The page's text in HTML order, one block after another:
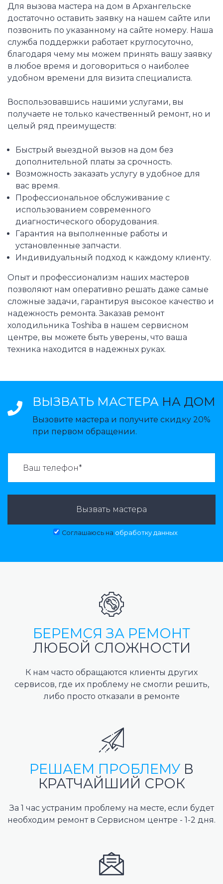
Для вызова мастера на дом в Архангельске
достаточно оставить заявку на нашем сайте или
позвонить по указанному на сайте номеру. Наша
служба поддержки работает круглосуточно,
благодаря чему мы можем принять вашу заявку
в любое время и договориться о наиболее
удобном времени для визита специалиста.
Воспользовавшись нашими услугами, вы
получаете не только качественный ремонт, но и
целый ряд преимуществ:
Быстрый выездной вызов на дом без
дополнительной платы за срочность.
Возможность заказать услугу в удобное для
вас время.
Профессиональное обслуживание с
использованием современного
диагностического оборудования.
Гарантия на выполненные работы и
установленные запчасти.
Индивидуальный подход к каждому клиенту.
Опыт и профессионализм наших мастеров
позволяют нам оперативно решать даже самые
сложные задачи, гарантируя высокое качество и
надежность ремонта. Заказав ремонт
холодильника Toshiba в нашем сервисном
центре, вы можете быть уверены, что ваша
техника находится в надежных руках.
ВЫЗВАТЬ МАСТЕРА НА ДОМ
Вызовите мастера и получите скидку 20%
при первом обращении.
Вызвать мастера
Соглашаюсь на обработку данных
БЕРЕМСЯ ЗА РЕМОНТ
ЛЮБОЙ СЛОЖНОСТИ
К нам часто обращаются клиенты других
сервисов, где их проблему не смогли решить,
либо просто отказали в ремонте
РЕШАЕМ ПРОБЛЕМУ В
КРАТЧАЙШИЙ СРОК
За 1 час устраним проблему на месте, если будет
необходим ремонт в Сервисном центре - 1-2 дня.